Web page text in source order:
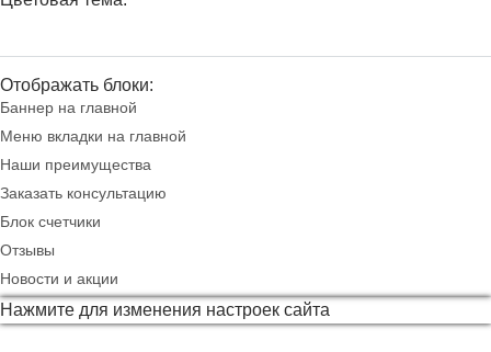
Отображать блоки:
Баннер на главной
Меню вкладки на главной
Наши преимущества
Заказать консультацию
Блок счетчики
Отзывы
Новости и акции
Нажмите для изменения настроек сайта